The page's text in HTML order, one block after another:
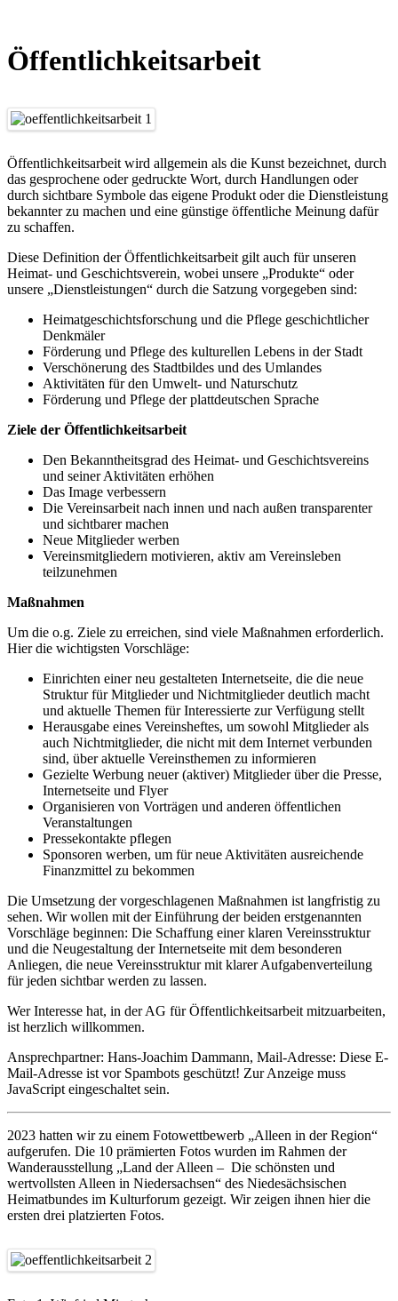
Öffentlichkeitsarbeit
Öffentlichkeitsarbeit wird allgemein als die Kunst bezeichnet, durch
das gesprochene oder gedruckte Wort, durch Handlungen oder
durch sichtbare Symbole das eigene Produkt oder die Dienstleistung
bekannter zu machen und eine günstige öffentliche Meinung dafür
zu schaffen.
Diese Definition der Öffentlichkeitsarbeit gilt auch für unseren
Heimat- und Geschichtsverein, wobei unsere „Produkte“ oder
unsere „Dienstleistungen“ durch die Satzung vorgegeben sind:
Heimatgeschichtsforschung und die Pflege geschichtlicher
Denkmäler
Förderung und Pflege des kulturellen Lebens in der Stadt
Verschönerung des Stadtbildes und des Umlandes
Aktivitäten für den Umwelt- und Naturschutz
Förderung und Pflege der plattdeutschen Sprache
Ziele der Öffentlichkeitsarbeit
Den Bekanntheitsgrad des Heimat- und Geschichtsvereins
und seiner Aktivitäten erhöhen
Das Image verbessern
Die Vereinsarbeit nach innen und nach außen transparenter
und sichtbarer machen
Neue Mitglieder werben
Vereinsmitgliedern motivieren, aktiv am Vereinsleben
teilzunehmen
Maßnahmen
Um die o.g. Ziele zu erreichen, sind viele Maßnahmen erforderlich.
Hier die wichtigsten Vorschläge:
Einrichten einer neu gestalteten Internetseite, die die neue
Struktur für Mitglieder und Nichtmitglieder deutlich macht
und aktuelle Themen für Interessierte zur Verfügung stellt
Herausgabe eines Vereinsheftes, um sowohl Mitglieder als
auch Nichtmitglieder, die nicht mit dem Internet verbunden
sind, über aktuelle Vereinsthemen zu informieren
Gezielte Werbung neuer (aktiver) Mitglieder über die Presse,
Internetseite und Flyer
Organisieren von Vorträgen und anderen öffentlichen
Veranstaltungen
Pressekontakte pflegen
Sponsoren werben, um für neue Aktivitäten ausreichende
Finanzmittel zu bekommen
Die Umsetzung der vorgeschlagenen Maßnahmen ist langfristig zu
sehen. Wir wollen mit der Einführung der beiden erstgenannten
Vorschläge beginnen: Die Schaffung einer klaren Vereinsstruktur
und die Neugestaltung der Internetseite mit dem besonderen
Anliegen, die neue Vereinsstruktur mit klarer Aufgabenverteilung
für jeden sichtbar werden zu lassen.
Wer Interesse hat, in der AG für Öffentlichkeitsarbeit mitzuarbeiten,
ist herzlich willkommen.
Ansprechpartner: Hans-Joachim Dammann, Mail-Adresse: Diese E-
Mail-Adresse ist vor Spambots geschützt! Zur Anzeige muss
JavaScript eingeschaltet sein.
2023 hatten wir zu einem Fotowettbewerb „Alleen in der Region“
aufgerufen. Die 10 prämierten Fotos wurden im Rahmen der
Wanderausstellung „Land der Alleen – Die schönsten und
wertvollsten Alleen in Niedersachsen“ des Niedesächsischen
Heimatbundes im Kulturforum gezeigt. Wir zeigen ihnen hier die
ersten drei platzierten Fotos.